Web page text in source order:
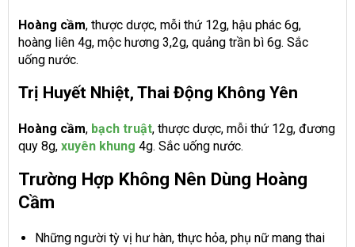
Hoàng cầm, thược dược, mỗi thứ 12g, hậu phác 6g,
hoàng liên 4g, mộc hương 3,2g, quảng trần bì 6g. Sắc
uống nước.
Trị Huyết Nhiệt, Thai Động Không Yên
Hoàng cầm, bạch truật, thược dược, mỗi thứ 12g, đương
quy 8g, xuyên khung 4g. Sắc uống nước.
Trường Hợp Không Nên Dùng Hoàng
Cầm
Những người tỳ vị hư hàn, thực hỏa, phụ nữ mang thai